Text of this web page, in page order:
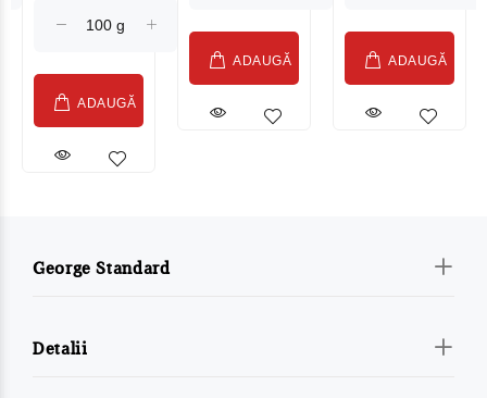
ADAUGĂ
ADAUGĂ ADAUGĂ
George Standard
Detalii